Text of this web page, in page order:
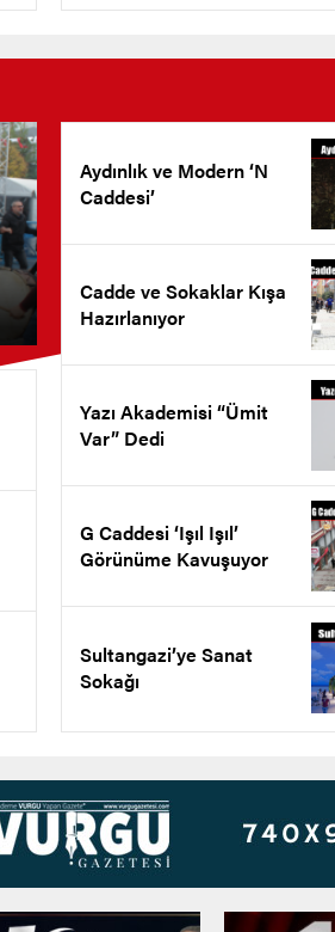
Aydınlık ve Modern ‘N
Caddesi’
Cadde ve Sokaklar Kışa
Hazırlanıyor
Yazı Akademisi “Ümit
Var” Dedi
G Caddesi ‘Işıl Işıl’
Görünüme Kavuşuyor
Sultangazi’ye Sanat
Sokağı